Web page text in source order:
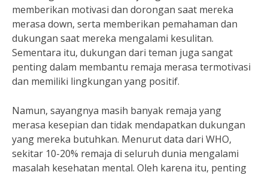
memberikan motivasi dan dorongan saat mereka
merasa down, serta memberikan pemahaman dan
dukungan saat mereka mengalami kesulitan.
Sementara itu, dukungan dari teman juga sangat
penting dalam membantu remaja merasa termotivasi
dan memiliki lingkungan yang positif.
Namun, sayangnya masih banyak remaja yang
merasa kesepian dan tidak mendapatkan dukungan
yang mereka butuhkan. Menurut data dari WHO,
sekitar 10-20% remaja di seluruh dunia mengalami
masalah kesehatan mental. Oleh karena itu, penting